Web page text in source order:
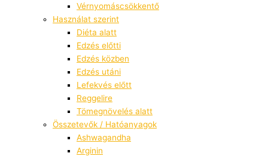
Vérnyomáscsökkentő
Használat szerint
Diéta alatt
Edzés előtti
Edzés közben
Edzés utáni
Lefekvés előtt
Reggelire
Tömegnövelés alatt
Összetevők / Hatóanyagok
Ashwagandha
Arginin